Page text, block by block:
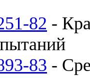
82 -
83 -